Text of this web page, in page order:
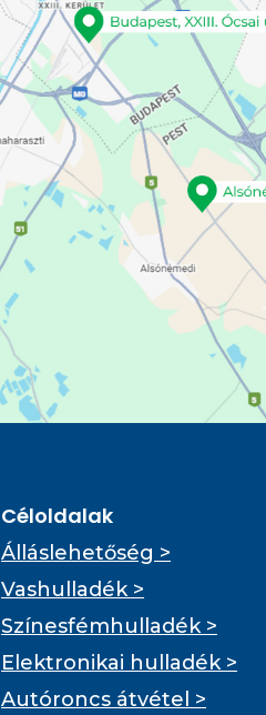
Céloldalak
Álláslehetőség >
Vashulladék >
Színesfémhulladék >
Elektronikai hulladék >
Autóroncs átvétel >